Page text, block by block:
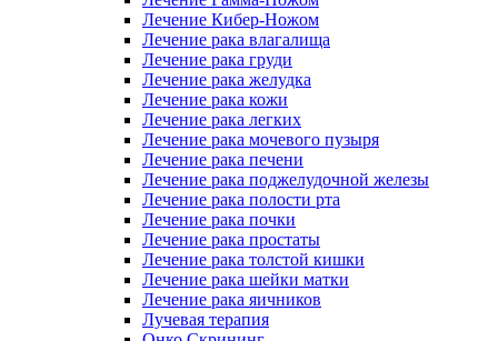
Лечение Кибер-Ножом
Лечение рака влагалища
Лечение рака груди
Лечение рака желудка
Лечение рака кожи
Лечение рака легких
Лечение рака мочевого пузыря
Лечение рака печени
Лечение рака поджелудочной железы
Лечение рака полости рта
Лечение рака почки
Лечение рака простаты
Лечение рака толстой кишки
Лечение рака шейки матки
Лечение рака яичников
Лучевая терапия